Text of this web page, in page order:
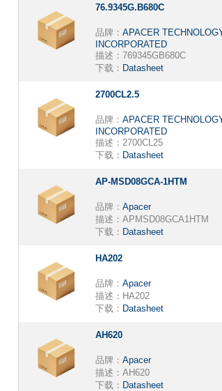
76.9345G.B680C
品牌： APACER
INCORPORATED
描述： 769345GB680C
下载： Datasheet
2700CL2.5
品牌： APACER
INCORPORATED
描述： 2700CL25
下载： Datasheet
AP-MSD08GCA-1HTM
品牌： Apacer
描述： APMSD08GCA1HTM
下载： Datasheet
HA202
品牌： Apacer
描述： HA202
下载： Datasheet
AH620
品牌： Apacer
描述： AH620
下载： Datasheet